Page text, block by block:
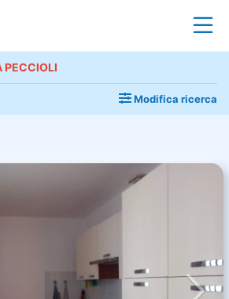
PECCIOLI
Modifica ricerca